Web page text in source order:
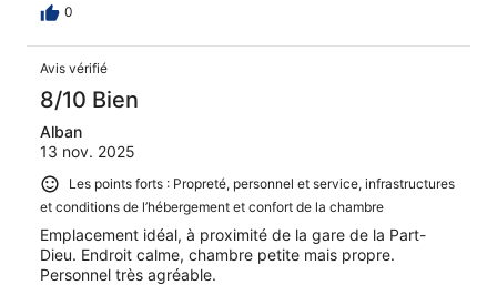
0
Avis vérifié
8/10 Bien
Alban
13 nov. 2025
Les points forts : Propreté, personnel et service, infrastructures
et conditions de l’hébergement et confort de la chambre
Emplacement idéal, à proximité de la gare de la Part-
Dieu. Endroit calme, chambre petite mais propre.
Personnel très agréable.